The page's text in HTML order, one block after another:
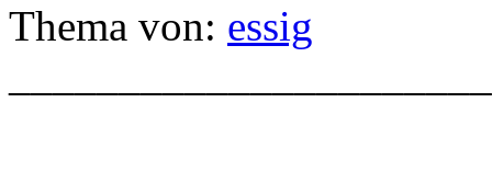
Thema von: essig